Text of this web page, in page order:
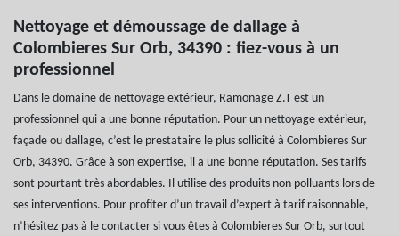
Nettoyage et démoussage de dallage à
Colombieres Sur Orb, 34390 : fiez-vous à un
professionnel
Dans le domaine de nettoyage extérieur, Ramonage Z.T est un
professionnel qui a une bonne réputation. Pour un nettoyage extérieur,
façade ou dallage, c’est le prestataire le plus sollicité à Colombieres Sur
Orb, 34390. Grâce à son expertise, il a une bonne réputation. Ses tarifs
sont pourtant très abordables. Il utilise des produits non polluants lors de
ses interventions. Pour profiter d’un travail d’expert à tarif raisonnable,
n’hésitez pas à le contacter si vous êtes à Colombieres Sur Orb, surtout